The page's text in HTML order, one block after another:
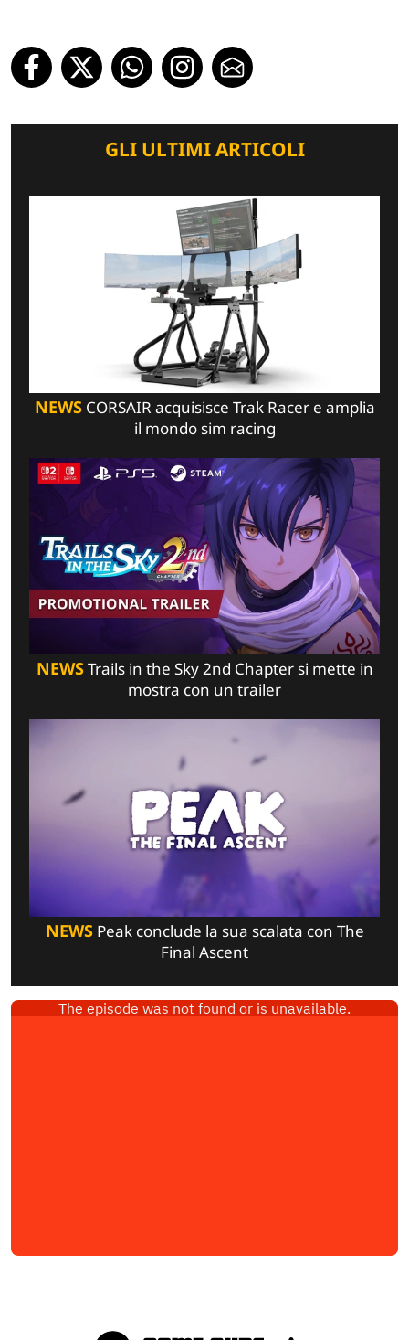
GLI ULTIMI ARTICOLI
NEWSCORSAIR acquisisce Trak Racer e amplia
il mondo sim racing
NEWSTrails in the Sky 2nd Chapter si mette in
mostra con un trailer
NEWSPeak conclude la sua scalata con The
Final Ascent